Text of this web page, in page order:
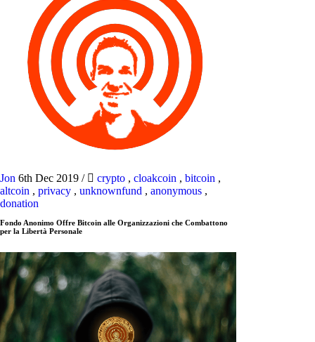
Jon 6th Dec 2019 / crypto , cloakcoin , bitcoin ,
altcoin , privacy , unknownfund , anonymous ,
donation
Fondo Anonimo Offre Bitcoin alle Organizzazioni che Combattono
per la Libertà Personale